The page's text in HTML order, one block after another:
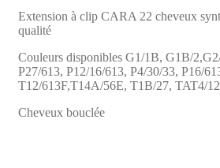
Extension à clip CARA 22 cheveux
qualité
Couleurs disponibles G1/1B, G1B/
P27/613, P12/16/613, P4/30/33, P16/
T12/613F,T14A/56E, T1B/27, TAT4/
Cheveux bouclée